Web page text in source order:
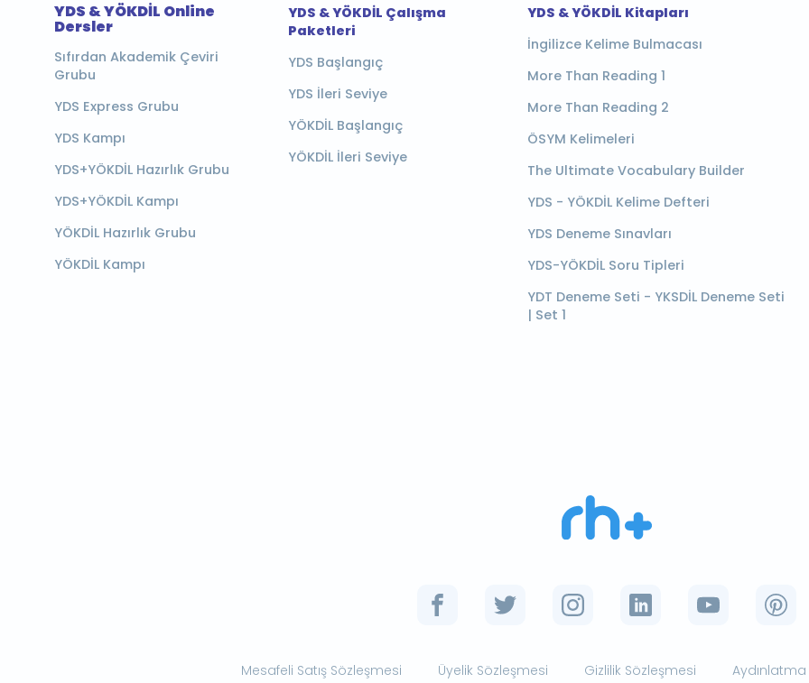
YDS & YÖKDİL Online
Dersler
Sıfırdan Akademik Çeviri
Grubu
YDS Express Grubu
YDS Kampı
YDS+YÖKDİL Hazırlık Grubu
YDS+YÖKDİL Kampı
YÖKDİL Hazırlık Grubu
YÖKDİL Kampı
YDS & YÖKDİL Çalışma
Paketleri
YDS Başlangıç
YDS İleri Seviye
YÖKDİL Başlangıç
YÖKDİL İleri Seviye
YDS & YÖKDİL Kitapları
İngilizce Kelime Bulmacası
More Than Reading 1
More Than Reading 2
ÖSYM Kelimeleri
The Ultimate Vocabulary Builder
YDS - YÖKDİL Kelime Defteri
YDS Deneme Sınavları
YDS-YÖKDİL Soru Tipleri
YDT Deneme Seti - YKSDİL Deneme Seti
| Set 1
Mesafeli Satış Sözleşmesi Üyelik Sözleşmesi Gizlilik Sözleşmesi